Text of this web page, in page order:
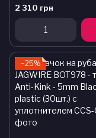
2 310 грн
−25%